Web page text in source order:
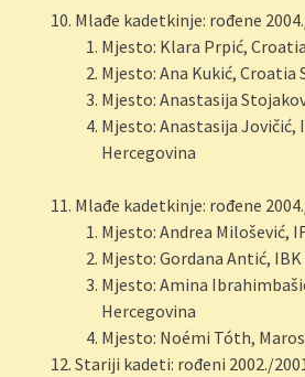
Mlađe kadetkinje: rođene
Mjesto: Klara Prpić,
Mjesto: Ana Kukić, Croatia
Mjesto: Anastasija
Mjesto: Anastasija Jovičić,
Hercegovina
Mlađe kadetkinje: rođene
Mjesto: Andrea Milošević,
Mjesto: Gordana Antić,
Mjesto: Amina
Hercegovina
Mjesto: Noémi Tóth,
Stariji kadeti: rođeni 2002./